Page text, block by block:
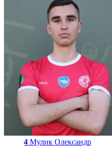
4 Мулик Олександр